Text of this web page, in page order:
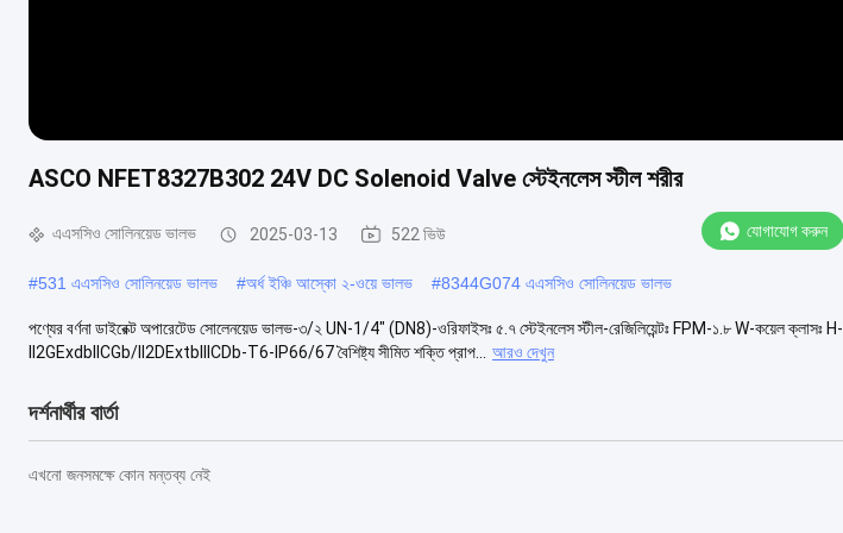
ASCO NFET8327B302 24V DC Solenoid Valve স্টেইনলেস স্টীল শরীর
এএসসিও সোলিনয়েড ভালভ 2025-03-13 522 ভিউ যোগাযোগ করুন
#531 এএসসিও সোলিনয়েড ভালভ #অর্ধ ইঞ্চি আস্কো ২-ওয়ে ভালভ #8344G074 এএসসিও সোলিনয়েড ভালভ
পণ্যের বর্ণনা ডাইরেক্ট অপারেটেড সোলেনয়েড ভালভ-৩/২ UN-1/4" (DN8)-ওরিফাইসঃ ৫.৭ স্টেইনলেস স্টীল-রেজিলিয়েন্টঃ FPM-১.৮ W-কয়েল ক্লাসঃ H-
II2GExdbIICGb/II2DExtbIIICDb-T6-IP66/67 বৈশিষ্ট্য সীমিত শক্তি প্রাপ...
আরও দেখুন
দর্শনার্থীর বার্তা
এখনো জনসমক্ষে কোন মন্তব্য নেই